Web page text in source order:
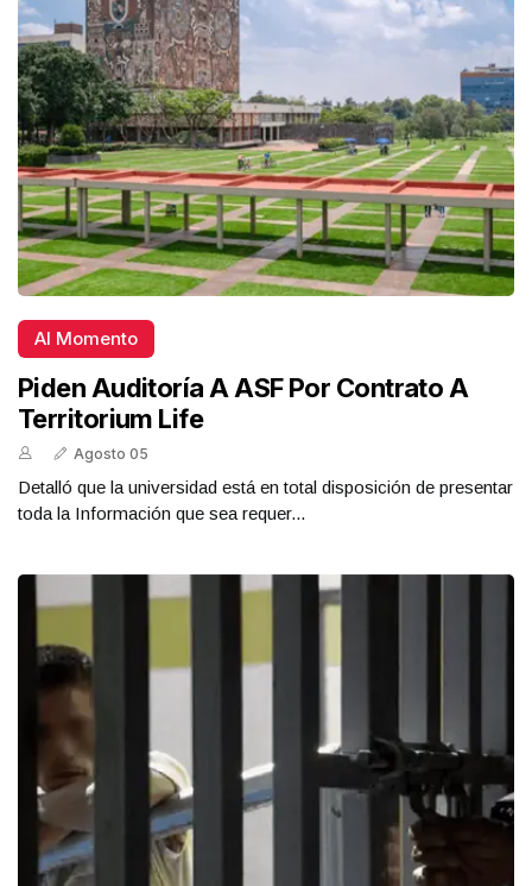
Al Momento
Piden Auditoría A ASF Por Contrato A
Territorium Life
Agosto 05
Detalló que la universidad está en total disposición de presentar
toda la Información que sea requer...